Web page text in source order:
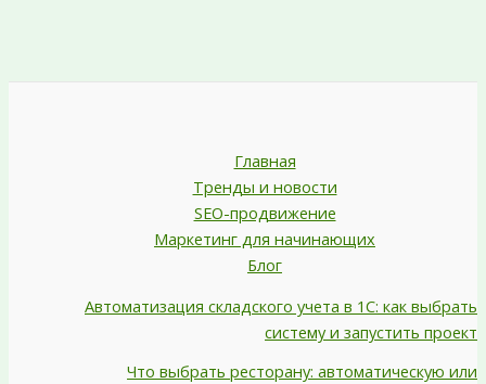
Главная
Тренды и новости
SEO-продвижение
Маркетинг для начинающих
Блог
Автоматизация складского учета в 1С: как выбрать
систему и запустить проект
Что выбрать ресторану: автоматическую или